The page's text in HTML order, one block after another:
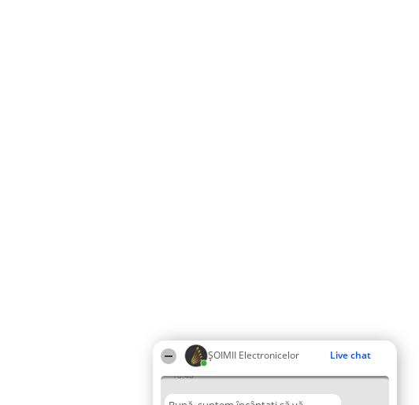
ȘOIMII Electronicelor Live chat
18:48